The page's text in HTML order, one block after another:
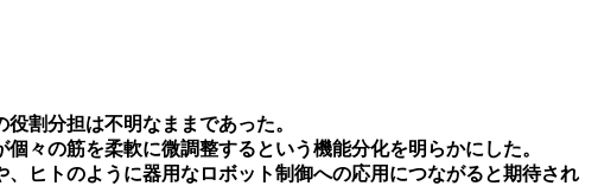
割分担は不明なままであった。
々の筋を柔軟に微調整するという機能分化を明らかにした。
ヒトのように器用なロボット制御への応用につながると期待され